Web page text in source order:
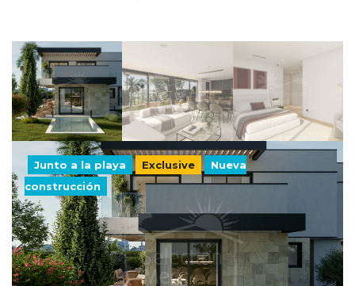
Junto a la playa Exclusive
Nueva
construcción